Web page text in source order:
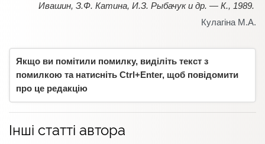
Ивашин, З.Ф. Катина, И.З. Рыбачук и др. — К., 1989.
Кулагіна М.А.
Якщо ви помітили помилку, виділіть текст з
помилкою та натисніть Ctrl+Enter, щоб повідомити
про це редакцію
Інші статті автора